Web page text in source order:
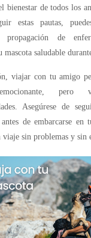
bienestar de todos los
estas pautas,
de
mascota saludable
viajar con tu amigo
pero
Asegúrese de
antes de embarcarse en
viaje sin problemas y sin